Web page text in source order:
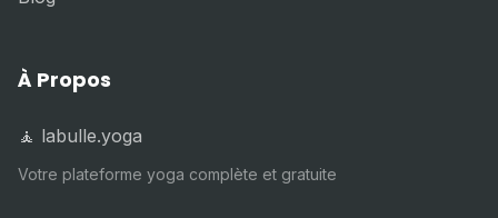
À Propos
🧘 labulle.yoga
Votre plateforme yoga complète et gratuite